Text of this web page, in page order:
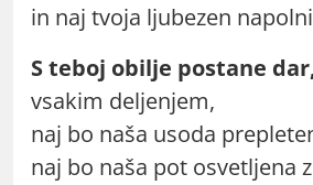
in naj tvoja ljubezen
S teboj obilje postane
vsakim deljenjem,
naj bo naša usoda
naj bo naša pot osvetljena